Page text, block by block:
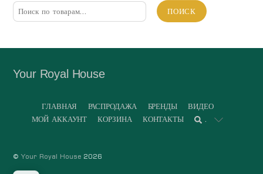
Искать:
ПОИСК
Your Royal House
ГЛАВНАЯ РАСПРОДАЖА БРЕНДЫ
ВИДЕО
МОЙ АККАУНТ
КОРЗИНА КОНТАКТЫ .
©Your Royal House 2026